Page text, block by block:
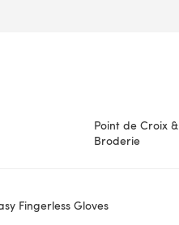
Point de Croix &
Broderie
Fingerless Gloves